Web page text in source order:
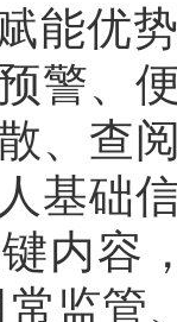
能优
警、
、查
基础
内容
监管